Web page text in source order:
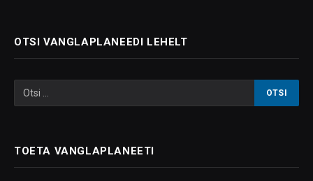
OTSI VANGLAPLANEEDI LEHELT
TOETA VANGLAPLANEETI